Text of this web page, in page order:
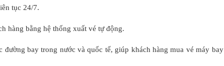
tục 24/7.
hàng bằng hệ thống xuất vé tự động.
đường bay trong nước và quốc tế, giúp khách hàng mua vé máy bay